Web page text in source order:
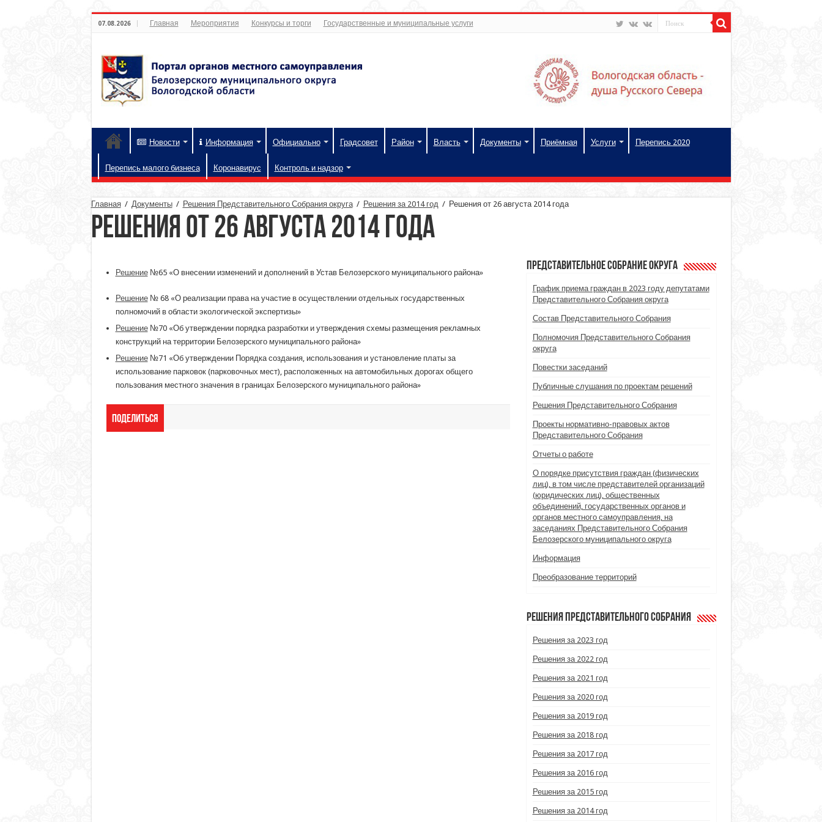
07.08.2026 Главная Мероприятия Конкурсы и торги Государственные и муниципальные услуги
Новости Информация Официально Градсовет Район Власть Документы Приёмная Услуги Перепись 2020
Перепись малого бизнеса Коронавирус Контроль и надзор
Главная / Документы / Решения Представительного Собрания округа / Решения за 2014 год / Решения от 26 августа 2014 года
Решения от 26 августа 2014 года
Решение№65 «О внесении изменений и дополнений в Устав Белозерского муниципального района»
Решение№ 68 «О реализации права на участие в осуществлении отдельных государственных
полномочий в области экологической экспертизы»
Решение№70 «Об утверждении порядка разработки и утверждения схемы размещения рекламных
конструкций на территории Белозерского муниципального района»
Решение№71 «Об утверждении Порядка создания, использования и установление платы за
использование парковок (парковочных мест), расположенных на автомобильных дорогах общего
пользования местного значения в границах Белозерского муниципального района»
Поделиться
Представительное Собрание округа
График приема граждан в 2023 году депутатами
Представительного Собрания округа
Состав Представительного Собрания
Полномочия Представительного Собрания
округа
Повестки заседаний
Публичные слушания по проектам решений
Решения Представительного Собрания
Проекты нормативно-правовых актов
Представительного Собрания
Отчеты о работе
О порядке присутствия граждан (физических
лиц), в том числе представителей организаций
(юридических лиц), общественных
объединений, государственных органов и
органов местного самоуправления, на
заседаниях Представительного Собрания
Белозерского муниципального округа
Информация
Преобразование территорий
Решения Представительного Собрания
Решения за 2023 год
Решения за 2022 год
Решения за 2021 год
Решения за 2020 год
Решения за 2019 год
Решения за 2018 год
Решения за 2017 год
Решения за 2016 год
Решения за 2015 год
Решения за 2014 год